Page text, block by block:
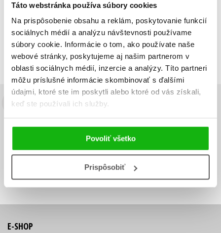
Táto webstránka používa súbory cookies
Na prispôsobenie obsahu a reklám, poskytovanie funkcií
sociálnych médií a analýzu návštevnosti používame
súbory cookie. Informácie o tom, ako používate naše
webové stránky, poskytujeme aj našim partnerom v
oblasti sociálnych médií, inzercie a analýzy. Títo partneri
môžu príslušné informácie skombinovať s ďalšími
údajmi, ktoré ste im poskytli alebo ktoré od vás získali,
keď ste používali ich služby.
Povoliť všetko
Prispôsobiť
Zobraz záznamov
Zobrazujem 1 až 2 z celkových 2 záznamov
Predchádzajúci 1 Ďalší
Budete to vedieť ako prvý!
Zaujíma Vás, aký knižný hit práve vychádza, na aký tovar je
výhodná zľava, aká beží súťaž o ceny?Prihláste sa k odberu našich
e-mailových noviniek!
adresa
adresa
E-SHOP